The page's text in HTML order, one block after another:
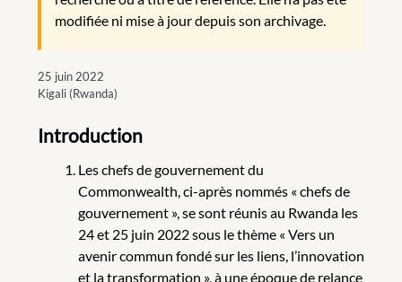
modifiée ni mise à jour depuis son archivage.
25 juin 2022
Kigali (Rwanda)
Introduction
Les chefs de gouvernement du
Commonwealth, ci-après nommés « chefs de
gouvernement », se sont réunis au Rwanda les
24 et 25 juin 2022 sous le thème « Vers un
avenir commun fondé sur les liens, l’innovation
et la transformation », à une époque de relance